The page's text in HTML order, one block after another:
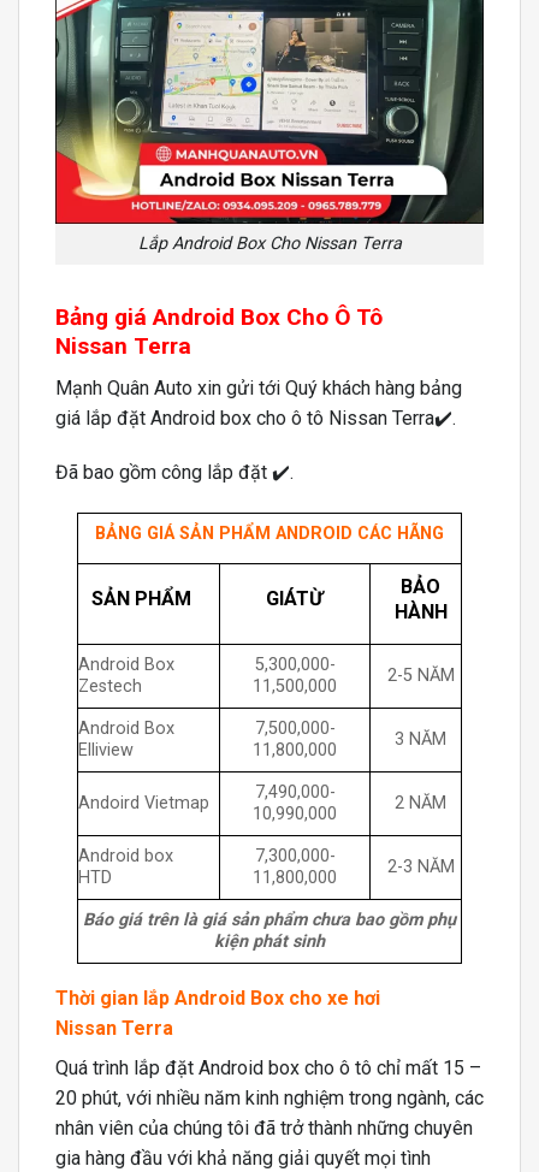
Lắp Android Box Cho Nissan Terra
Bảng giá Android Box Cho Ô Tô
Nissan Terra
Mạnh Quân Auto xin gửi tới Quý khách hàng bảng
giá lắp đặt Android box cho ô tô Nissan Terra✔️.
Đã bao gồm công lắp đặt ✔️.
BẢNG GIÁ SẢN PHẨM ANDROID CÁC HÃNG
SẢN PHẨM GIÁTỪ
BẢO
HÀNH
Android Box
Zestech
5,300,000-
11,500,000
2-5 NĂM
Android Box
Elliview
7,500,000-
11,800,000
3 NĂM
Andoird Vietmap
7,490,000-
10,990,000
2 NĂM
Android box
HTD
7,300,000-
11,800,000
2-3 NĂM
Báo giá trên là giá sản phẩm chưa bao gồm phụ
kiện phát sinh
Thời gian lắp Android Box cho xe hơi
Nissan Terra
Quá trình lắp đặt Android box cho ô tô chỉ mất 15 –
20 phút, với nhiều năm kinh nghiệm trong ngành, các
nhân viên của chúng tôi đã trở thành những chuyên
gia hàng đầu với khả năng giải quyết mọi tình